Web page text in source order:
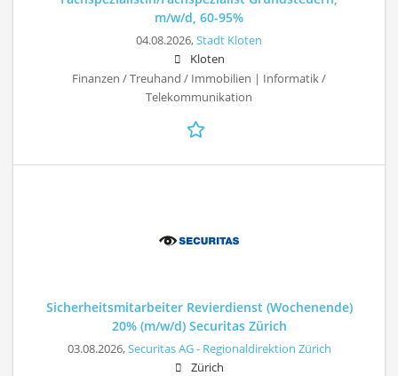
m/w/d, 60-95%
04.08.2026,Stadt Kloten
Kloten
Finanzen / Treuhand / Immobilien | Informatik /
Telekommunikation
Sicherheitsmitarbeiter Revierdienst (Wochenende)
20% (m/w/d) Securitas Zürich
03.08.2026,Securitas AG - Regionaldirektion Zürich
Zürich